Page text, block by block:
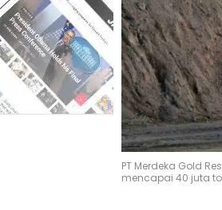
PT Merdeka Gold
mencapai 40 juta